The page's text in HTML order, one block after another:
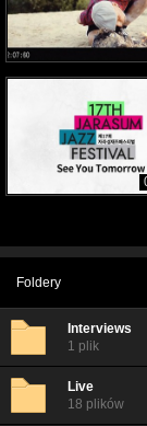
Foldery
Interviews
1 plik
Live
18 plików